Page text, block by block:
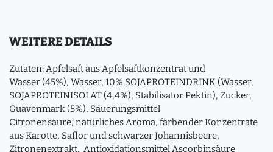
WEITERE DETAILS
Zutaten: Apfelsaft aus Apfelsaftkonzentrat und
Wasser (45%), Wasser, 10% SOJAPROTEINDRINK (Wasser,
SOJAPROTEINISOLAT (4,4%), Stabilisator Pektin), Zucker,
Guavenmark (5%), Säuerungsmittel
Citronensäure, natürliches Aroma, färbender Konzentrate
aus Karotte, Saflor und schwarzer Johannisbeere,
Zitronenextrakt, Antioxidationsmittel Ascorbinsäure